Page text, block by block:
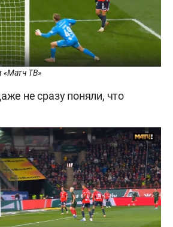
«Матч ТВ»
не сразу поняли, что